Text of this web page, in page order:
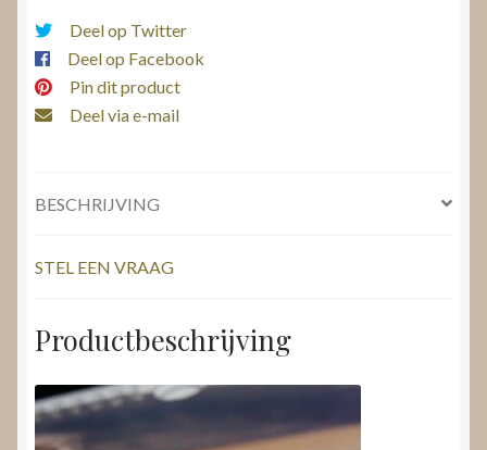
Deel op Twitter
Deel op Facebook
Pin dit product
Deel via e-mail
BESCHRIJVING
STEL EEN VRAAG
Productbeschrijving